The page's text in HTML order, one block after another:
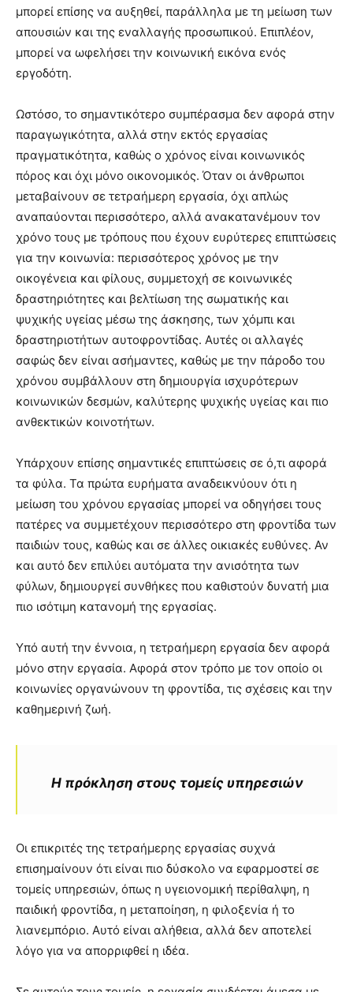
μπορεί επίσης να αυξηθεί, παράλληλα με τη μείωση των
απουσιών και της εναλλαγής προσωπικού. Επιπλέον,
μπορεί να ωφελήσει την κοινωνική εικόνα ενός
εργοδότη.
Ωστόσο, το σημαντικότερο συμπέρασμα δεν αφορά στην
παραγωγικότητα, αλλά στην εκτός εργασίας
πραγματικότητα, καθώς ο χρόνος είναι κοινωνικός
πόρος και όχι μόνο οικονομικός. Όταν οι άνθρωποι
μεταβαίνουν σε τετραήμερη εργασία, όχι απλώς
αναπαύονται περισσότερο, αλλά ανακατανέμουν τον
χρόνο τους με τρόπους που έχουν ευρύτερες επιπτώσεις
για την κοινωνία: περισσότερος χρόνος με την
οικογένεια και φίλους, συμμετοχή σε κοινωνικές
δραστηριότητες και βελτίωση της σωματικής και
ψυχικής υγείας μέσω της άσκησης, των χόμπι και
δραστηριοτήτων αυτοφροντίδας. Αυτές οι αλλαγές
σαφώς δεν είναι ασήμαντες, καθώς με την πάροδο του
χρόνου συμβάλλουν στη δημιουργία ισχυρότερων
κοινωνικών δεσμών, καλύτερης ψυχικής υγείας και πιο
ανθεκτικών κοινοτήτων.
Υπάρχουν επίσης σημαντικές επιπτώσεις σε ό,τι αφορά
τα φύλα. Τα πρώτα ευρήματα αναδεικνύουν ότι η
μείωση του χρόνου εργασίας μπορεί να οδηγήσει τους
πατέρες να συμμετέχουν περισσότερο στη φροντίδα των
παιδιών τους, καθώς και σε άλλες οικιακές ευθύνες. Αν
και αυτό δεν επιλύει αυτόματα την ανισότητα των
φύλων, δημιουργεί συνθήκες που καθιστούν δυνατή μια
πιο ισότιμη κατανομή της εργασίας.
Υπό αυτή την έννοια, η τετραήμερη εργασία δεν αφορά
μόνο στην εργασία. Αφορά στον τρόπο με τον οποίο οι
κοινωνίες οργανώνουν τη φροντίδα, τις σχέσεις και την
καθημερινή ζωή.
Η πρόκληση στους τομείς υπηρεσιών
Οι επικριτές της τετραήμερης εργασίας συχνά
επισημαίνουν ότι είναι πιο δύσκολο να εφαρμοστεί σε
τομείς υπηρεσιών, όπως η υγειονομική περίθαλψη, η
παιδική φροντίδα, η μεταποίηση, η φιλοξενία ή το
λιανεμπόριο. Αυτό είναι αλήθεια, αλλά δεν αποτελεί
λόγο για να απορριφθεί η ιδέα.